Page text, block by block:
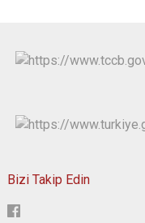
Bizi Takip Edin